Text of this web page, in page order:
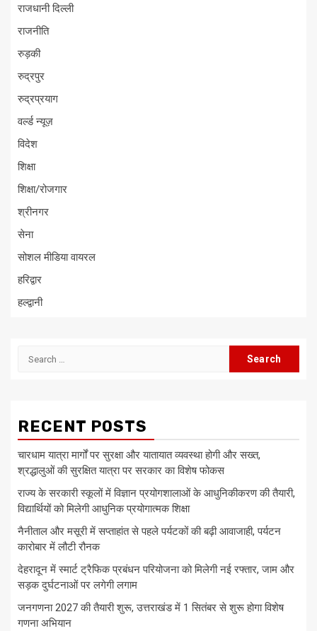
राजधानी दिल्ली
राजनीति
रुड़की
रुद्रपुर
रुद्रप्रयाग
वर्ल्ड न्यूज़
विदेश
शिक्षा
शिक्षा/रोजगार
श्रीनगर
सेना
सोशल मीडिया वायरल
हरिद्वार
हल्द्वानी
Search
RECENT POSTS
चारधाम यात्रा मार्गों पर सुरक्षा और यातायात व्यवस्था होगी और सख्त,
श्रद्धालुओं की सुरक्षित यात्रा पर सरकार का विशेष फोकस
राज्य के सरकारी स्कूलों में विज्ञान प्रयोगशालाओं के आधुनिकीकरण की तैयारी,
विद्यार्थियों को मिलेगी आधुनिक प्रयोगात्मक शिक्षा
नैनीताल और मसूरी में सप्ताहांत से पहले पर्यटकों की बढ़ी आवाजाही, पर्यटन
कारोबार में लौटी रौनक
देहरादून में स्मार्ट ट्रैफिक प्रबंधन परियोजना को मिलेगी नई रफ्तार, जाम और
सड़क दुर्घटनाओं पर लगेगी लगाम
जनगणना 2027 की तैयारी शुरू, उत्तराखंड में 1 सितंबर से शुरू होगा विशेष
गणना अभियान